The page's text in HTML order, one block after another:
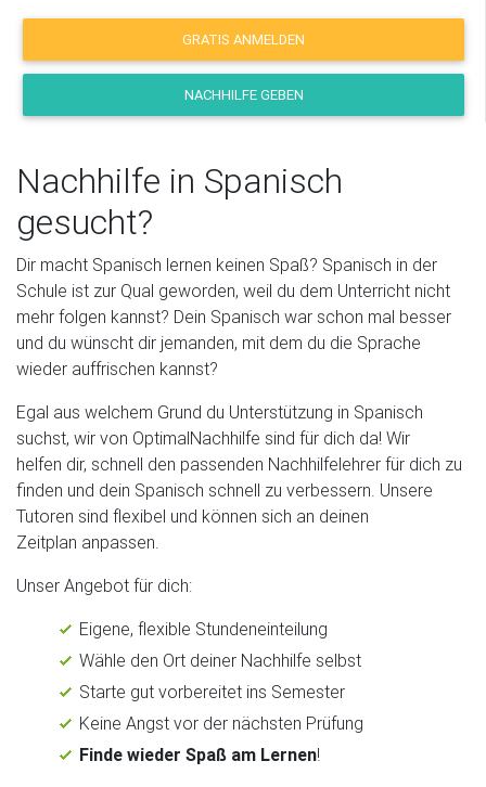
GRATIS ANMELDEN
NACHHILFE GEBEN
Nachhilfe in Spanisch
gesucht?
Dir macht Spanisch lernen keinen Spaß? Spanisch in der
Schule ist zur Qual geworden, weil du dem Unterricht nicht
mehr folgen kannst? Dein Spanisch war schon mal besser
und du wünscht dir jemanden, mit dem du die Sprache
wieder auffrischen kannst?
Egal aus welchem Grund du Unterstützung in Spanisch
suchst, wir von OptimalNachhilfe sind für dich da! Wir
helfen dir, schnell den passenden Nachhilfelehrer für dich zu
finden und dein Spanisch schnell zu verbessern. Unsere
Tutoren sind flexibel und können sich an deinen
Zeitplan anpassen.
Unser Angebot für dich:
Eigene, flexible Stundeneinteilung
Wähle den Ort deiner Nachhilfe selbst
Starte gut vorbereitet ins Semester
Keine Angst vor der nächsten Prüfung
Finde wieder Spaß am Lernen!